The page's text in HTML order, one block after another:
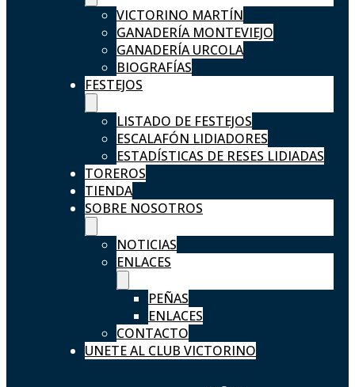
VICTORINO MARTÍN
GANADERÍA MONTEVIEJO
GANADERÍA URCOLA
BIOGRAFÍAS
FESTEJOS
LISTADO DE FESTEJOS
ESCALAFÓN LIDIADORES
ESTADÍSTICAS DE RESES LIDIADAS
TOREROS
TIENDA
SOBRE NOSOTROS
NOTICIAS
ENLACES
PEÑAS
ENLACES
CONTACTO
UNETE AL CLUB VICTORINO